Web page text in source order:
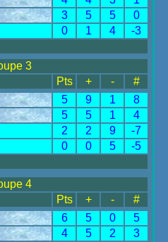
3 5 5
0
0 1 4 -3
3
Pts + -
#
5 9 1
8
5 5 1
4
2 2 9
-7
0 0 5 -5
4
Pts + -
#
6 5 0
5
4 5 2
3